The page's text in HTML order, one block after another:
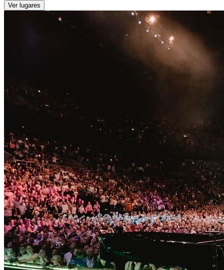
Ver lugares